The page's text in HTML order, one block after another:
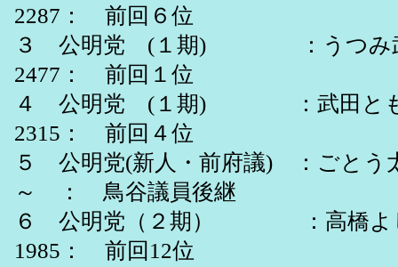
2287： 前回６位
３ 公明党 (１期) ：うつみ
2477： 前回１位
４ 公明党 (１期) ：武田とも
2315： 前回４位
５ 公明党(新人・前府議) ：ご
～ ： 鳥谷議員後継
６ 公明党（２期） ：高橋よ
1985： 前回12位